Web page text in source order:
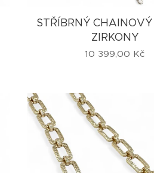
STŘÍBRNÝ CHAINOVÝ
ZIRKONY
10 399,00 Kč